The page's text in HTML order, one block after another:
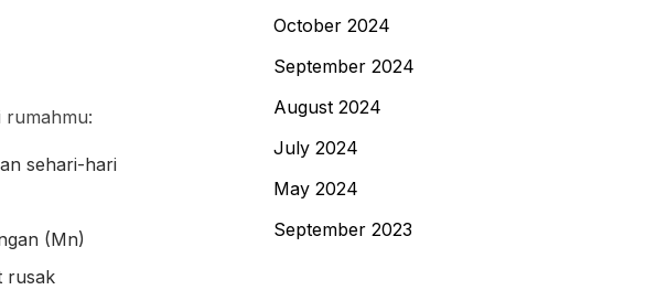
rumahmu:
sehari-hari
(Mn)
rusak
October 2024
September 2024
August 2024
July 2024
May 2024
September 2023